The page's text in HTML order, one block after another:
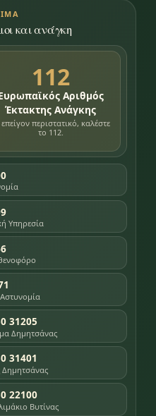
και ανάγκη
112
Αριθμός
Έκτακτης Ανάγκης
επείγον περιστατικό, καλέστε
το 112.
Υπηρεσία
31205
Δημητσάνας
31401
Δημητσάνας
22100
Βυτίνας